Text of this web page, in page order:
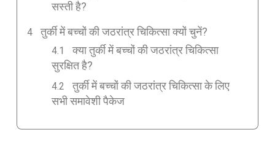
सस्ती है?
तुर्की में बच्चों की जठरांत्र चिकित्सा क्यों चुनें?
क्या तुर्की में बच्चों की जठरांत्र चिकित्सा
सुरक्षित है?
तुर्की में बच्चों की जठरांत्र चिकित्सा के लिए
सभी समावेशी पैकेज